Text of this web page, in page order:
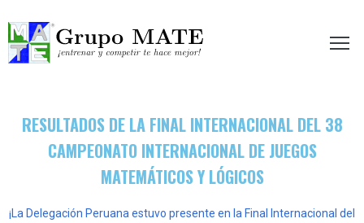
te hace mejor!
RESULTADOS DE LA FINAL INTERNACIONAL DEL 38
CAMPEONATO INTERNACIONAL DE JUEGOS
MATEMÁTICOS Y LÓGICOS
¡La Delegación Peruana estuvo presente en la Final Internacional del